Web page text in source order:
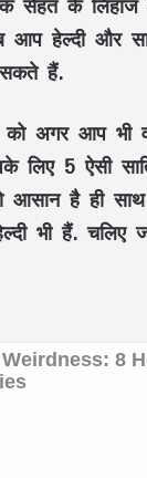
आप हेल्दी और
हैं.
को अगर आप भी
लिए 5 ऐसी
आसान है ही
भी हैं. चलिए